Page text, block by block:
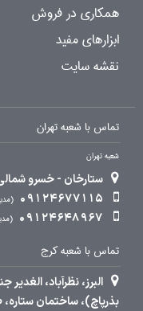
همکاری در فروش
ابزارهای مفید
نقشه سایت
تماس با شعبه تهران
شعبه تهران
ستارخان - خسرو شمالی -
09124677115
09124648967
تماس با شعبه کرج
بذرپاچ)، ساختمان ستاره، طبقه 4،